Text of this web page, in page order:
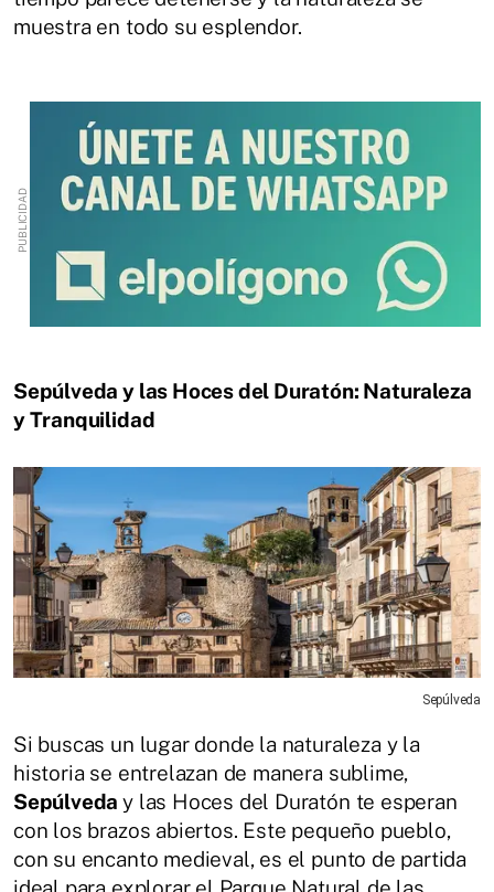
muestra en todo su esplendor.
Sepúlveda y las Hoces del Duratón: Naturaleza
y Tranquilidad
Sepúlveda
Si buscas un lugar donde la naturaleza y la
historia se entrelazan de manera sublime,
Sepúlveday las Hoces del Duratón te esperan
con los brazos abiertos. Este pequeño pueblo,
con su encanto medieval, es el punto de partida